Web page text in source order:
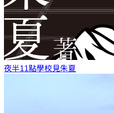
夜半11點學校見朱夏